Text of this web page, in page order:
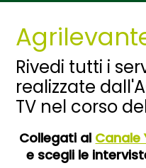
Rivedi tutti i
realizzate
TV nel corso
Collegati al Canale
e scegli le